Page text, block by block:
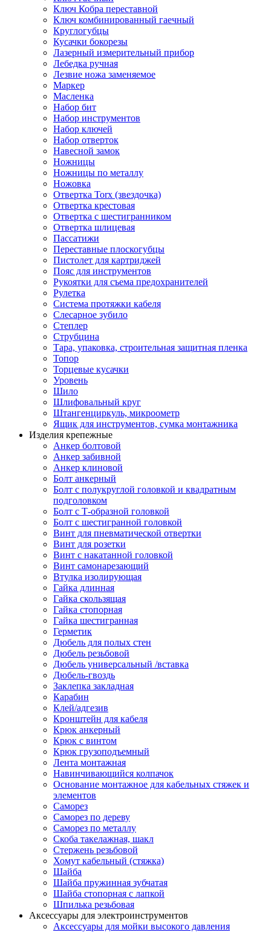
Ключ Кобра переставной
Ключ комбинированный гаечный
Круглогубцы
Кусачки бокорезы
Лазерный измерительный прибор
Лебедка ручная
Лезвие ножа заменяемое
Маркер
Масленка
Набор бит
Набор инструментов
Набор ключей
Набор отверток
Навесной замок
Ножницы
Ножницы по металлу
Ножовка
Отвертка Torx (звездочка)
Отвертка крестовая
Отвертка с шестигранником
Отвертка шлицевая
Пассатижи
Переставные плоскогубцы
Пистолет для картриджей
Пояс для инструментов
Рукоятки для съема предохранителей
Рулетка
Система протяжки кабеля
Слесарное зубило
Степлер
Струбцина
Тара, упаковка, строительная защитная пленка
Топор
Торцевые кусачки
Уровень
Шило
Шлифовальный круг
Штангенциркуль, микроометр
Ящик для инструментов, сумка монтажника
Изделия крепежные
Анкер болтовой
Анкер забивной
Анкер клиновой
Болт анкерный
Болт с полукруглой головкой и квадратным
подголовком
Болт с Т-образной головкой
Болт с шестигранной головкой
Винт для пневматической отвертки
Винт для розетки
Винт с накатанной головкой
Винт самонарезающий
Втулка изолирующая
Гайка длинная
Гайка скользящая
Гайка стопорная
Гайка шестигранная
Герметик
Дюбель для полых стен
Дюбель резьбовой
Дюбель универсальный /вставка
Дюбель-гвоздь
Заклепка закладная
Карабин
Клей/адгезив
Кронштейн для кабеля
Крюк анкерный
Крюк с винтом
Крюк грузоподъемный
Лента монтажная
Навинчивающийся колпачок
Основание монтажное для кабельных стяжек и
элементов
Саморез
Саморез по дереву
Саморез по металлу
Скоба такелажная, шакл
Стержень резьбовой
Хомут кабельный (стяжка)
Шайба
Шайба пружинная зубчатая
Шайба стопорная с лапкой
Шпилька резьбовая
Аксессуары для электроинструментов
Аксессуары для мойки высокого давления